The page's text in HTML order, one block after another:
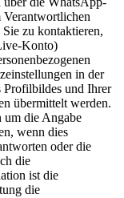
zu kontaktieren,
Konto)
in der
und Ihrer
übermittelt werden.
um die Angabe
wenn dies
oder die
die
ist die
die